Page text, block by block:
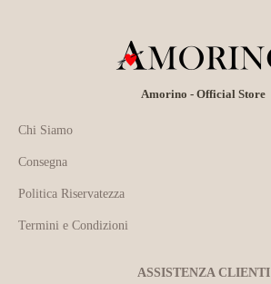
Amorino - Official Store
Chi Siamo
Consegna
Politica Riservatezza
Termini e Condizioni
ASSISTENZA CLIENTI